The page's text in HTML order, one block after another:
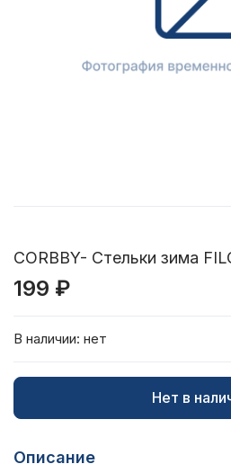
CORBBY- Стельки зима
199 ₽
В наличии: нет
Нет в
Описание